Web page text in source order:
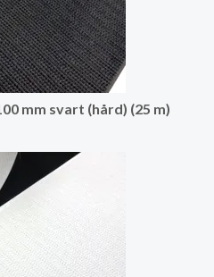
mm svart (hård) (25 m)